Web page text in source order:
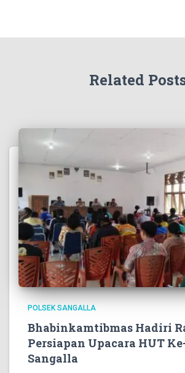
Related
POLSEK SANGALLA
Bhabinkamtibmas Hadiri
Persiapan Upacara HUT
Sangalla